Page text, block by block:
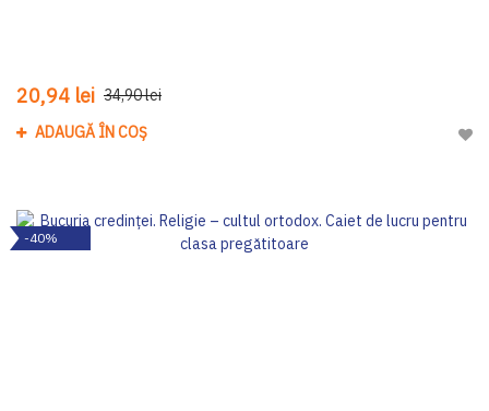
20,94 lei 34,90 lei
ADAUGĂ ÎN COȘ
-40%